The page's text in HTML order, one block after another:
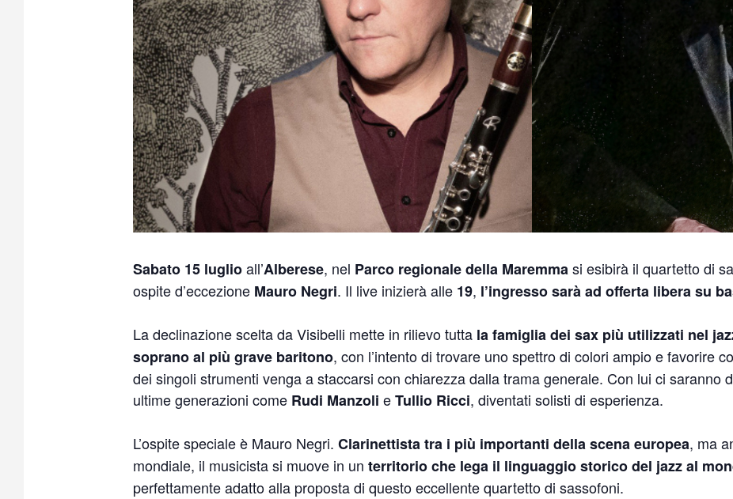
Sabato 15 luglioall’Alberese, nel Parco regionale della Maremmasi esibirà il quartetto di
ospite d’eccezione Mauro Negri. Il live inizierà alle 19, l’ingresso sarà ad offerta libera su
La declinazione scelta da Visibelli mette in rilievo tutta la famiglia dei sax più utilizzati nel
soprano al più grave baritono, con l’intento di trovare uno spettro di colori ampio e favorire
dei singoli strumenti venga a staccarsi con chiarezza dalla trama generale. Con lui ci saranno
ultime generazioni come Rudi Manzoli eTullio Ricci, diventati solisti di esperienza.
L’ospite speciale è Mauro Negri. Clarinettista tra i più importanti della scena europea, ma
mondiale, il musicista si muove in un territorio che lega il linguaggio storico del jazz al
perfettamente adatto alla proposta di questo eccellente quartetto di sassofoni.